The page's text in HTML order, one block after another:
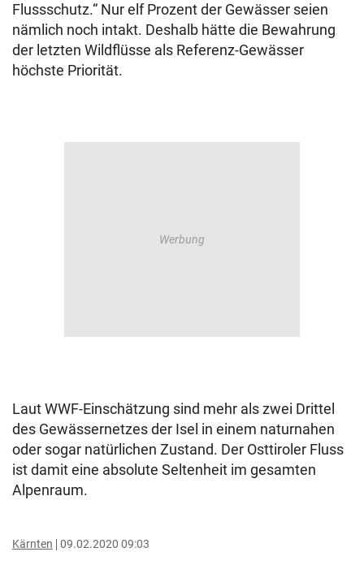
Flussschutz.“ Nur elf Prozent der Gewässer seien
nämlich noch intakt. Deshalb hätte die Bewahrung
der letzten Wildflüsse als Referenz-Gewässer
höchste Priorität.
Laut WWF-Einschätzung sind mehr als zwei Drittel
des Gewässernetzes der Isel in einem naturnahen
oder sogar natürlichen Zustand. Der Osttiroler Fluss
ist damit eine absolute Seltenheit im gesamten
Alpenraum.
Kärnten 09.02.2020 09:03